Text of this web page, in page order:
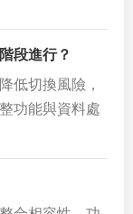
段進行？
低切換風險，
功能與資料處